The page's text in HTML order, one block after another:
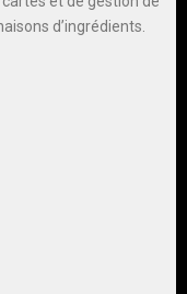
d’ingrédients.